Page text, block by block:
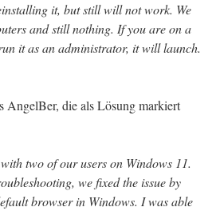
it, but still will not work. We
and still nothing. If you are on a
it as an administrator, it will launch.
AngelBer, die als Lösung markiert
two of our users on Windows 11.
we fixed the issue by
browser in Windows. I was able